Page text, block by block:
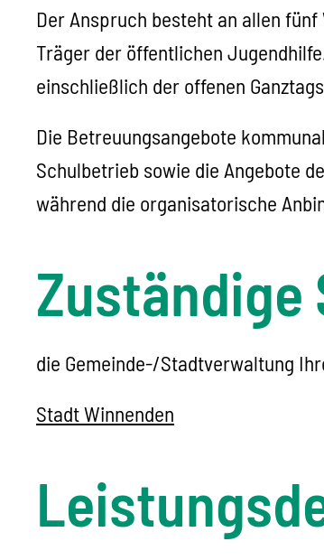
Der Anspruch besteht an allen
Träger der öffentlichen
einschließlich der offenen
Die Betreuungsangebote
Schulbetrieb sowie die Angebote
während die organisatorische
Zuständige
die Gemeinde-/Stadtverwaltung
Stadt Winnenden